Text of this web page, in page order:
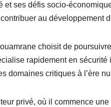
et ses défis socio-
au développement
choisit de
rapidement en
domaines critiques à l’ère
privé, où il commence